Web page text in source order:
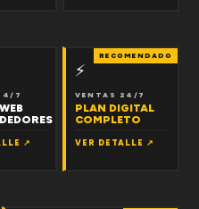
7
↗
RECOMENDADO
⚡
VENTAS 24/7
PLAN DIGITAL
COMPLETO
VER DETALLE ↗